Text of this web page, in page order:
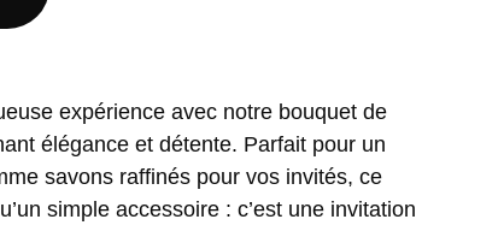
expérience avec notre bouquet de
élégance et détente. Parfait pour un
savons raffinés pour vos invités, ce
simple accessoire : c’est une invitation